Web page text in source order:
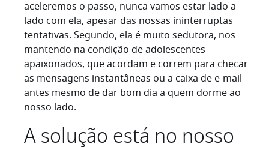
aceleremos o passo, nunca vamos estar lado a
lado com ela, apesar das nossas ininterruptas
tentativas. Segundo, ela é muito sedutora, nos
mantendo na condição de adolescentes
apaixonados, que acordam e correm para checar
as mensagens instantâneas ou a caixa de e-mail
antes mesmo de dar bom dia a quem dorme ao
nosso lado.
A solução está no nosso